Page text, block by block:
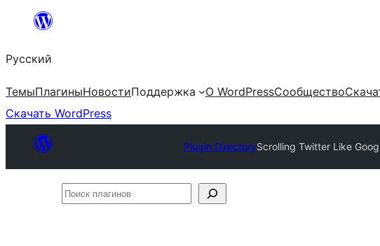
Перейти
содержимому
Русский
ТемыПлагиныНовостиПоддержка О WordPressСообщество
Скачать WordPress
Plugin DirectoryScrolling Twitter Like
Поиск